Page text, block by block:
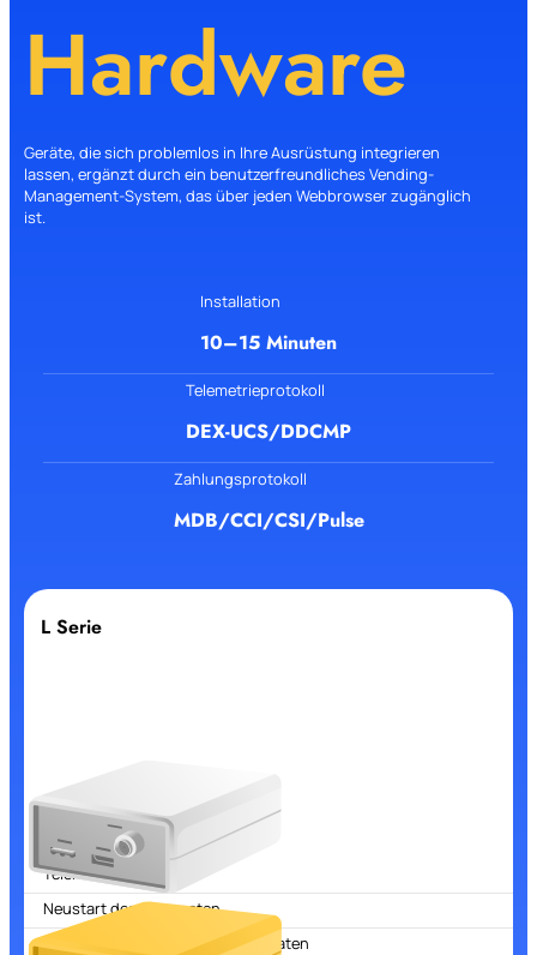
Hardware
Geräte, die sich problemlos in Ihre Ausrüstung integrieren
lassen, ergänzt durch ein benutzerfreundliches Vending-
Management-System, das über jeden Webbrowser zugänglich
ist.
Installation
10–15 Minuten
Telemetrieprotokoll
DEX-UCS/DDCMP
Zahlungsprotokoll
MDB/ССI/CSI/Pulse
L Serie
Telemetrie
Neustart des Automaten
Fehlerzurücksetzung des Automaten